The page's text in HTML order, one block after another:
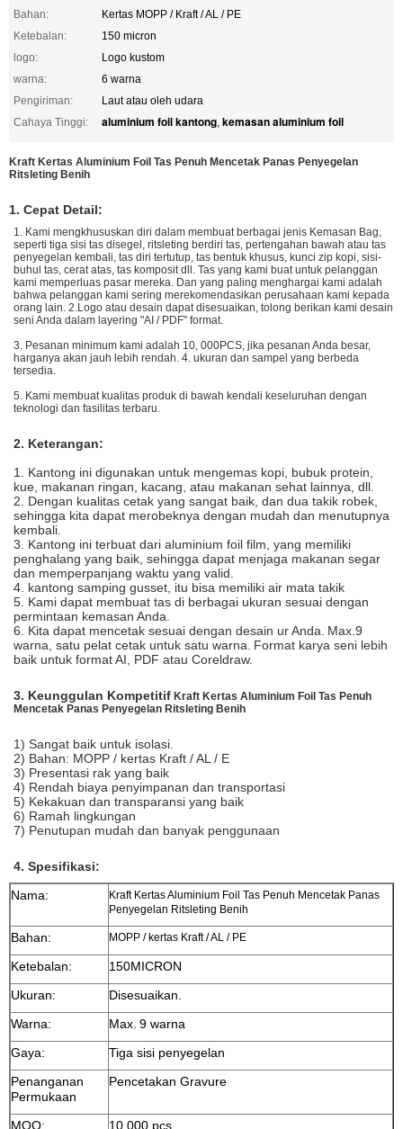
Bahan:
Kertas MOPP / Kraft / AL / PE
Ketebalan:
150 micron
logo:
Logo kustom
warna:
6 warna
Pengiriman:
Laut atau oleh udara
Cahaya Tinggi:
aluminium foil kantong, kemasan aluminium foil
Kraft Kertas Aluminium Foil Tas Penuh Mencetak Panas Penyegelan
Ritsleting Benih
1. Cepat Detail:
1. Kami mengkhususkan diri dalam membuat berbagai jenis Kemasan Bag,
seperti tiga sisi tas disegel, ritsleting berdiri tas, pertengahan bawah atau tas
penyegelan kembali, tas diri tertutup, tas bentuk khusus, kunci zip kopi, sisi-
buhul tas, cerat atas, tas komposit dll. Tas yang kami buat untuk pelanggan
kami memperluas pasar mereka. Dan yang paling menghargai kami adalah
bahwa pelanggan kami sering merekomendasikan perusahaan kami kepada
orang lain. 2.Logo atau desain dapat disesuaikan, tolong berikan kami desain
seni Anda dalam layering "AI / PDF" format.
3. Pesanan minimum kami adalah 10, 000PCS, jika pesanan Anda besar,
harganya akan jauh lebih rendah. 4. ukuran dan sampel yang berbeda
tersedia.
5. Kami membuat kualitas produk di bawah kendali keseluruhan dengan
teknologi dan fasilitas terbaru.
2. Keterangan:
1. Kantong ini digunakan untuk mengemas kopi, bubuk protein,
kue, makanan ringan, kacang, atau makanan sehat lainnya, dll.
2. Dengan kualitas cetak yang sangat baik, dan dua takik robek,
sehingga kita dapat merobeknya dengan mudah dan menutupnya
kembali.
3. Kantong ini terbuat dari aluminium foil film, yang memiliki
penghalang yang baik, sehingga dapat menjaga makanan segar
dan memperpanjang waktu yang valid.
4. kantong samping gusset, itu bisa memiliki air mata takik
5. Kami dapat membuat tas di berbagai ukuran sesuai dengan
permintaan kemasan Anda.
6. Kita dapat mencetak sesuai dengan desain ur Anda. Max.9
warna, satu pelat cetak untuk satu warna. Format karya seni lebih
baik untuk format AI, PDF atau Coreldraw.
3. Keunggulan Kompetitif Kraft Kertas Aluminium Foil Tas Penuh
Mencetak Panas Penyegelan Ritsleting Benih
1) Sangat baik untuk isolasi.
2) Bahan: MOPP / kertas Kraft / AL / E
3) Presentasi rak yang baik
4) Rendah biaya penyimpanan dan transportasi
5) Kekakuan dan transparansi yang baik
6) Ramah lingkungan
7) Penutupan mudah dan banyak penggunaan
4. Spesifikasi:
Nama:
Kraft Kertas Aluminium Foil Tas Penuh Mencetak Panas
Penyegelan Ritsleting Benih
Bahan: MOPP / kertas Kraft / AL / PE
Ketebalan:
150MICRON
Ukuran:
Disesuaikan.
Warna:
Max. 9 warna
Gaya:
Tiga sisi penyegelan
Penanganan
Permukaan
Pencetakan Gravure
MOQ: 10.000 pcs